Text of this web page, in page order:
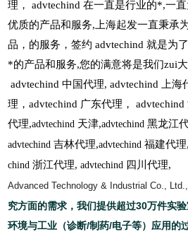
理，
advtechind在一直是行业的*,一
优质的产品和服务,上海起发一直秉承
品，的服务，签约advtechind就是为
*的产品和服务,您的满意将是我们zui
advtechind中国代理,advtechind 上海
理，advtechind 广东代理， advtechind
代理,advtechind 天津,advtechind黑龙江
advtechind吉林代理,advtechind福建代理
chind浙江代理,advtechind 四川代理,
Advanced Technology & Industrial Co., Ltd.,
究方面的需求，我们提供超过30万件实
环境与工业（诊断/制药/电子等）应用的